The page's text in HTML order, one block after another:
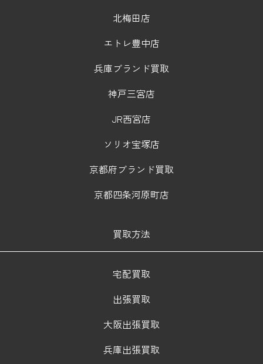
北梅田店
エトレ豊中店
兵庫ブランド買取
神戸三宮店
JR西宮店
ソリオ宝塚店
京都府ブランド買取
京都四条河原町店
買取方法
宅配買取
出張買取
大阪出張買取
兵庫出張買取